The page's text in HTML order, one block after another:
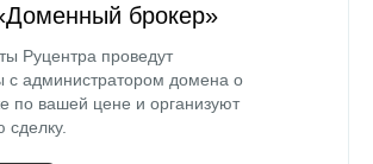
брокер»
Руцентра проведут
с администратором домена о
по вашей цене и организуют
сделку.